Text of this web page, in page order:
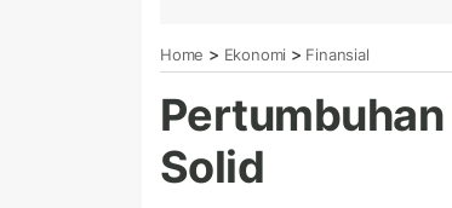
Home > Ekonomi > Finansial
Solid